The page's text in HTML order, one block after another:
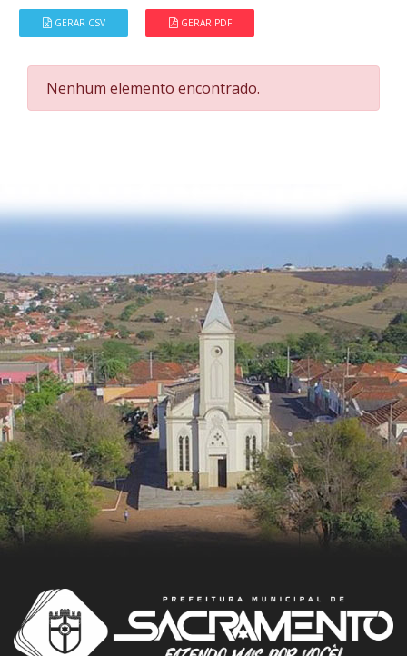
GERAR CSV GERAR PDF
Nenhum elemento encontrado.